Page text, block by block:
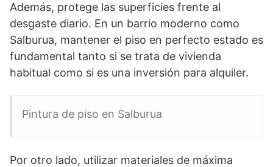
Además, protege las superficies frente al
desgaste diario. En un barrio moderno como
Salburua, mantener el piso en perfecto estado es
fundamental tanto si se trata de vivienda
habitual como si es una inversión para alquiler.
Pintura de piso en Salburua
Por otro lado, utilizar materiales de máxima